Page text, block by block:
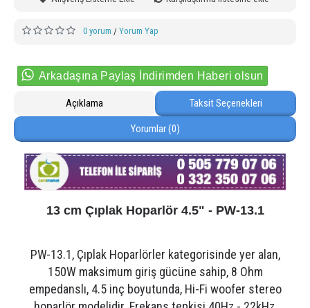
0 yorum / Yorum Yap
Arkadaşına Paylaş İndirimden Haberi olsun
Açıklama Taksit Seçenekleri
Yorumlar (0)
13 cm Çıplak Hoparlör 4.5" - PW-13.1
PW-13.1, Çıplak Hoparlörler kategorisinde yer alan,
150W maksimum giriş gücüne sahip, 8 Ohm
empedanslı, 4.5 inç boyutunda, Hi-Fi woofer stereo